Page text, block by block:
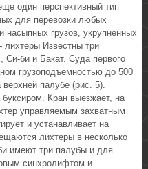
один перспективный тип
для перевозки любых
насыпных грузов, укрупненных
лихтеры Известны три
би и Бакат. Суда первого
грузоподъемностью до 500
палубе (рис. 5).
Кран выезжает, на
управляемым захватным
и устанавливает на
лихтеры в несколько
имеют три палубы и для
синхролифтом и